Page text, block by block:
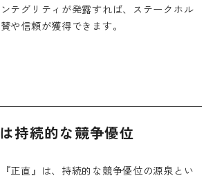
テグリティが発露すれば、ステークホル
や信頼が獲得できます。
持続的な競争優位
正直』は、持続的な競争優位の源泉とい